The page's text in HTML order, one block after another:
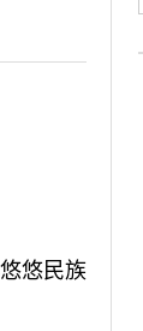
悠民族